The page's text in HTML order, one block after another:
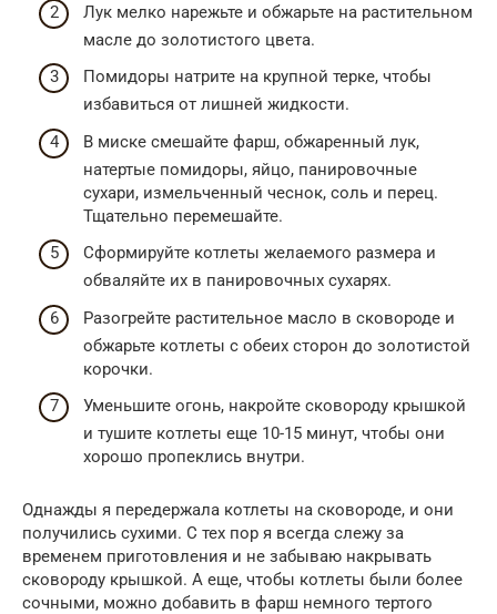
Лук мелко нарежьте и обжарьте на растительном
масле до золотистого цвета.
Помидоры натрите на крупной терке, чтобы
избавиться от лишней жидкости.
В миске смешайте фарш, обжаренный лук,
натертые помидоры, яйцо, панировочные
сухари, измельченный чеснок, соль и перец.
Тщательно перемешайте.
Сформируйте котлеты желаемого размера и
обваляйте их в панировочных сухарях.
Разогрейте растительное масло в сковороде и
обжарьте котлеты с обеих сторон до золотистой
корочки.
Уменьшите огонь, накройте сковороду крышкой
и тушите котлеты еще 10-15 минут, чтобы они
хорошо пропеклись внутри.
Однажды я передержала котлеты на сковороде, и они
получились сухими. С тех пор я всегда слежу за
временем приготовления и не забываю накрывать
сковороду крышкой. А еще, чтобы котлеты были более
сочными, можно добавить в фарш немного тертого